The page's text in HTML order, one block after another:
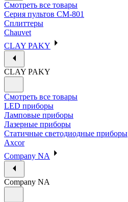
Смотреть все товары
Серия пультов CM-801
Сплиттеры
Chauvet
CLAY PAKY
CLAY PAKY
Смотреть все товары
LED приборы
Ламповые приборы
Лазерные приборы
Статичные светодиодные приборы
Axcor
Company NA
Company NA